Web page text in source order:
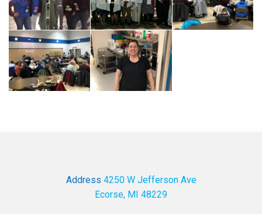
Address 4250 W Jefferson Ave
Ecorse, MI 48229